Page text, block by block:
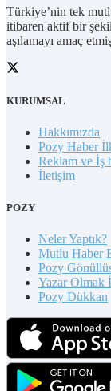
Türkiye’nin tek
itibaren aktif bir
aşılamayı amaç
KURUMSAL
Hakkımızda
Pozy Haber
Reklam ve İş
İletişim
POZY
Neler Yaptık?
Mutlu Haber
Pozy
Yazar Olmak
Pozy Dükkan